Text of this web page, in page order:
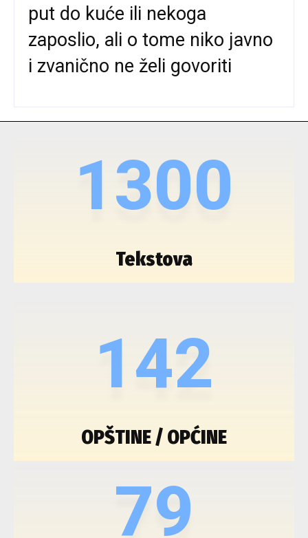
put do kuće ili nekoga
zaposlio, ali o tome niko javno
i zvanično ne želi govoriti
1300
Tekstova
142
OPŠTINE / OPĆINE
79